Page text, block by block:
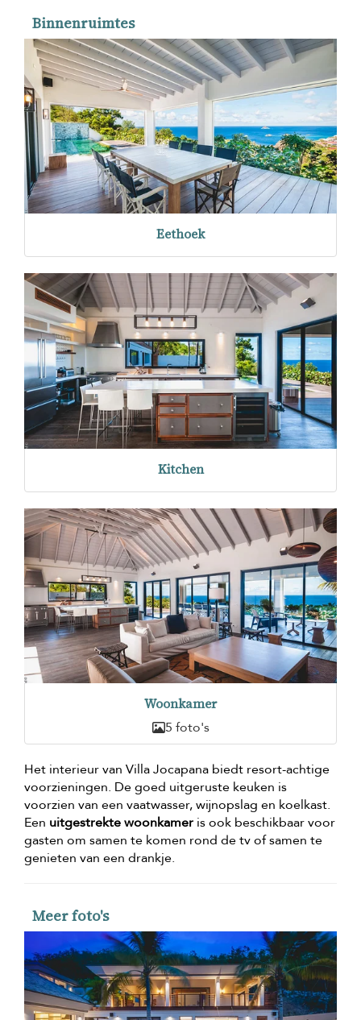
Binnenruimtes
Eethoek
Kitchen
Woonkamer
5 foto's
Het interieur van Villa Jocapana biedt resort-achtige
voorzieningen. De goed uitgeruste keuken is
voorzien van een vaatwasser, wijnopslag en koelkast.
Een uitgestrekte woonkamer is ook beschikbaar voor
gasten om samen te komen rond de tv of samen te
genieten van een drankje.
Meer foto's